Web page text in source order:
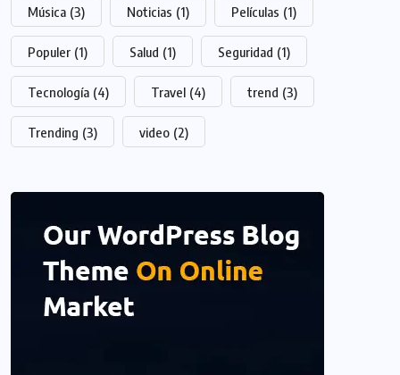
Música (3) Noticias (1) Películas (1)
Populer (1) Salud (1) Seguridad (1)
Tecnología (4) Travel (4) trend (3)
Trending (3) video (2)